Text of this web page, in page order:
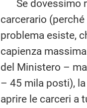
Se dovessimo
carcerario
problema esiste,
capienza
del Ministero –
– 45 mila posti),
aprire le carceri a